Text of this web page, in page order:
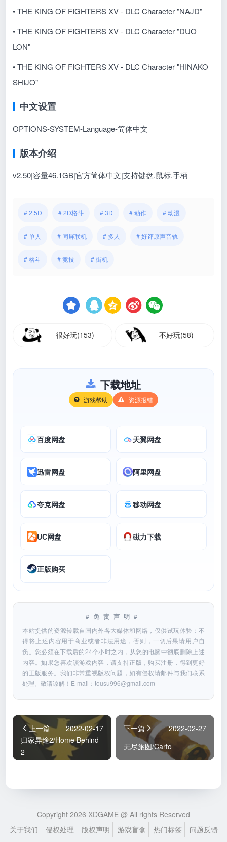
• THE KING OF FIGHTERS XV - DLC Character "NAJD"
• THE KING OF FIGHTERS XV - DLC Character "DUO
LON"
• THE KING OF FIGHTERS XV - DLC Character "HINAKO
SHIJO"
中文设置
OPTIONS-SYSTEM-Language-简体中文
版本介绍
v2.50|容量46.1GB|官方简体中文|支持键盘.鼠标.手柄
# 2.5D # 2D格斗 # 3D # 动作 # 动漫
# 单人 # 同屏联机 # 多人 # 好评原声音轨
# 格斗 # 竞技 # 街机
很好玩(153) 不好玩(58)
下载地址
游戏帮助 资源报错
百度网盘 天翼网盘
迅雷网盘 阿里网盘
夸克网盘 移动网盘
UC网盘 磁力下载
正版购买
#免责声明#
本站提供的资源转载自国内外各大媒体和网络，仅供试玩体验；不
得将上述内容用于商业或者非法用途，否则，一切后果请用户自
负。您必须在下载后的24个小时之内，从您的电脑中彻底删除上述
内容。如果您喜欢该游戏内容，请支持正版，购买注册，得到更好
的正版服务。我们非常重视版权问题，如有侵权请邮件与我们联系
处理。敬请谅解！E-mail：tousu996@gmail.com
上一篇
2022-02-17
归家异途2/Home Behind
2
下一篇
2022-02-27
无尽旅图/Carto
Copyright 2026 XDGAME @ All rights Reserved
关于我们
侵权处理 版权声明 游戏盲盒 热门标签 问题反馈